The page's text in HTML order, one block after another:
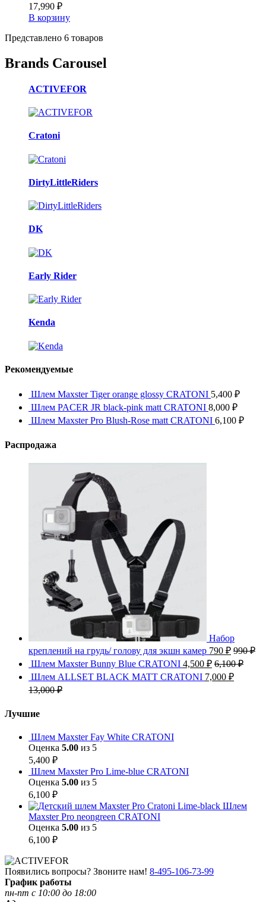
17,990 ₽
В корзину
Представлено 6 товаров
Brands Carousel
ACTIVEFOR
Cratoni
DirtyLittleRiders
DK
Early Rider
Kenda
Рекомендуемые
Шлем Maxster Tiger orange glossy CRATONI 5,400 ₽
Шлем PACER JR black-pink matt CRATONI 8,000 ₽
Шлем Maxster Pro Blush-Rose matt CRATONI 6,100 ₽
Распродажа
Набор
креплений на грудь/ голову для экшн камер 790 ₽ 990₽
Шлем Maxster Bunny Blue CRATONI 4,500 ₽ 6,100₽
Шлем ALLSET BLACK MATT CRATONI 7,000 ₽
13,000₽
Лучшие
Шлем Maxster Fay White CRATONI
Оценка 5.00 из 5
5,400 ₽
Шлем Maxster Pro Lime-blue CRATONI
Оценка 5.00 из 5
6,100 ₽
Шлем
Maxster Pro neongreen CRATONI
Оценка 5.00 из 5
6,100 ₽
Появились вопросы? Звоните нам! 8-495-106-73-99
График работы
пн-пт с 10:00 до 18:00